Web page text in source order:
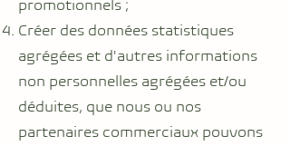
promotionnels ;
Créer des données statistiques
agrégées et d'autres informations
non personnelles agrégées et/ou
déduites, que nous ou nos
partenaires commerciaux pouvons